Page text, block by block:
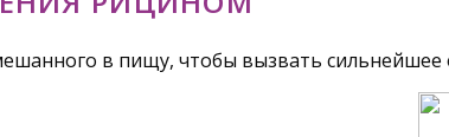
в пищу, чтобы вызвать